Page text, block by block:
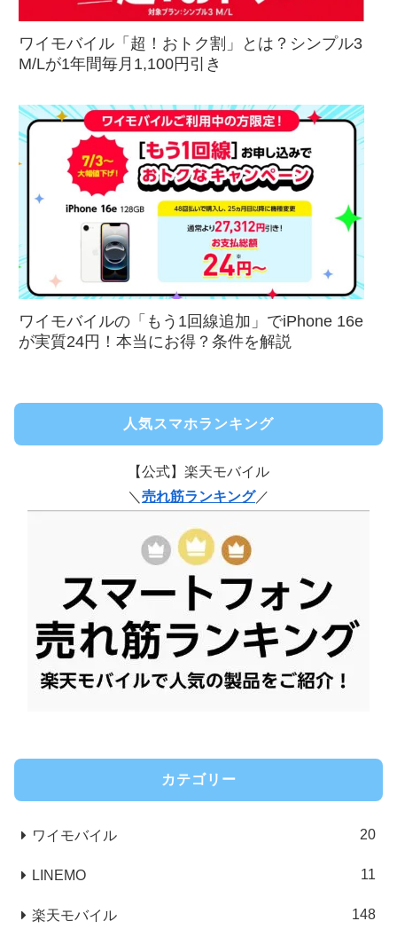
ワイモバイル「超！おトク割」とは？シンプル3
M/Lが1年間毎月1,100円引き
ワイモバイルの「もう1回線追加」でiPhone 16e
が実質24円！本当にお得？条件を解説
人気スマホランキング
【公式】楽天モバイル
＼ 売れ筋ランキング／
カテゴリー
ワイモバイル 20
LINEMO 11
楽天モバイル 148